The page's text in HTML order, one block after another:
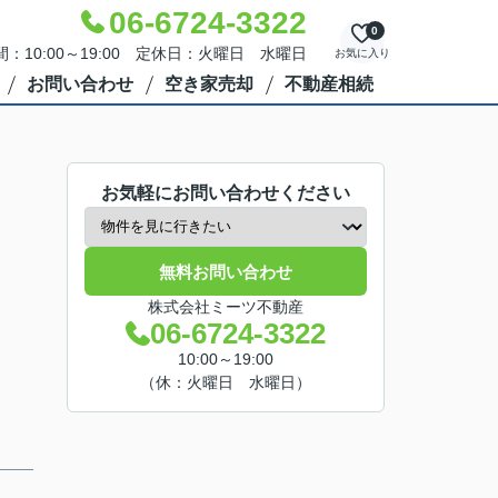
06-6724-3322
：10:00～19:00 定休日：火曜日 水曜日 お気に入り
0
お問い合わせ 空き家売却 不動産相続
お気軽にお問い合わせください
無料お問い合わせ
株式会社ミーツ不動産
06-6724-3322
10:00～19:00
（休：火曜日 水曜日）